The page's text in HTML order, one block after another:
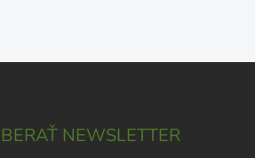
NEWSLETTER